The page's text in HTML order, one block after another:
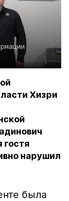
Хизри
гостя
нарушил
была